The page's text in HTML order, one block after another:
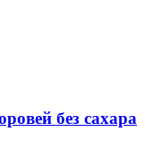
без сахара